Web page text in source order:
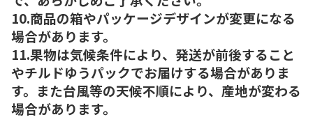
10.商品の箱やパッケージデザインが変更になる
場合があります。
11.果物は気候条件により、発送が前後すること
やチルドゆうパックでお届けする場合がありま
す。また台風等の天候不順により、産地が変わる
場合があります。